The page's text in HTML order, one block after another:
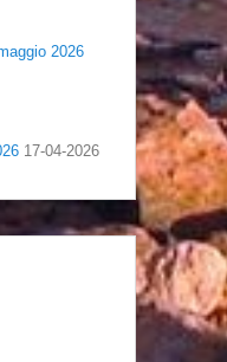
2026
17-04-2026